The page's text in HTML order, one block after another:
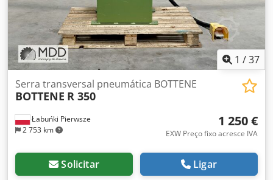
1 /37
Łabuńki Pierwsze
2 753 km
Serra transversal pneumática BOTTENE
BOTTENE R 350
1 250 €
EXW Preço fixo acresce IVA
Solicitar Ligar